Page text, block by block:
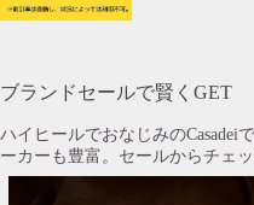
ブランドセールで賢くGET
ハイヒールでおなじみのCasadei
ーカーも豊富。セールからチェ